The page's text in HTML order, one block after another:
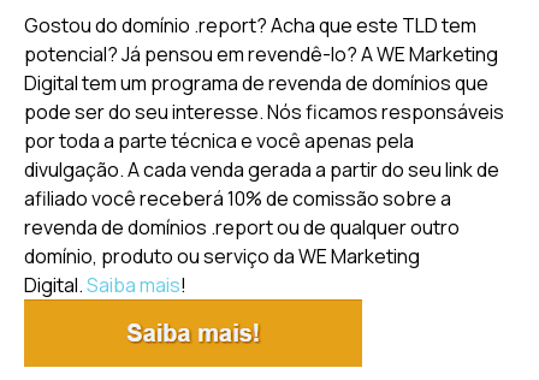
Gostou do domínio .report? Acha que este TLD tem
potencial? Já pensou em revendê-lo? A WE Marketing
Digital tem um programa de revenda de domínios que
pode ser do seu interesse. Nós ficamos responsáveis
por toda a parte técnica e você apenas pela
divulgação. A cada venda gerada a partir do seu link de
afiliado você receberá 10% de comissão sobre a
revenda de domínios .report ou de qualquer outro
domínio, produto ou serviço da WE Marketing
Digital.Saiba mais!